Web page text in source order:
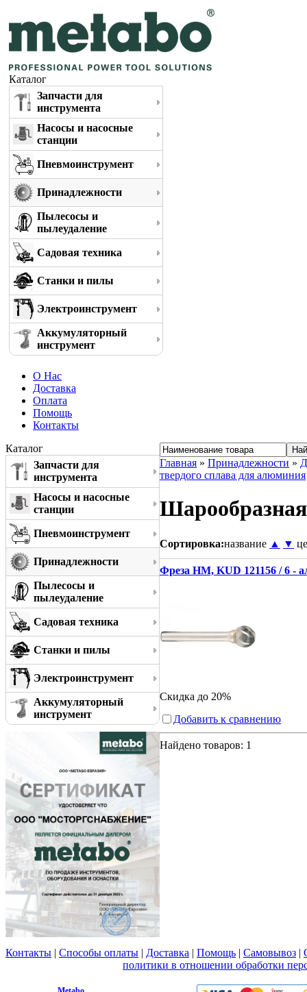
Каталог
Запчасти для
инструмента
Насосы и насосные
станции
Пневмоинструмент
Принадлежности
Пылесосы и
пылеудаление
Садовая техника
Станки и пилы
Электроинструмент
Аккумуляторный
инструмент
О Нас
Доставка
Оплата
Помощь
Контакты
Каталог
Запчасти для
инструмента
Насосы и насосные
станции
Пневмоинструмент
Принадлежности
Пылесосы и
пылеудаление
Садовая техника
Станки и пилы
Электроинструмент
Аккумуляторный
инструмент
Главная » Принадлежности »
твердого сплава для алюминия
Сортировка:название ▲ ▼
Фреза HM, KUD 121156 / 6 -
Скидка до 20%
Добавить к сравнению
Найдено товаров: 1
Контакты | Способы оплаты | Доставка | Помощь | Самовывоз |
политики в отношении обработки